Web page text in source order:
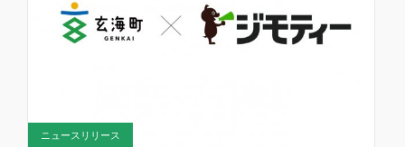
ニュースリリース